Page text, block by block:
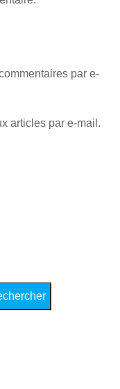
par e-
articles par e-mail.